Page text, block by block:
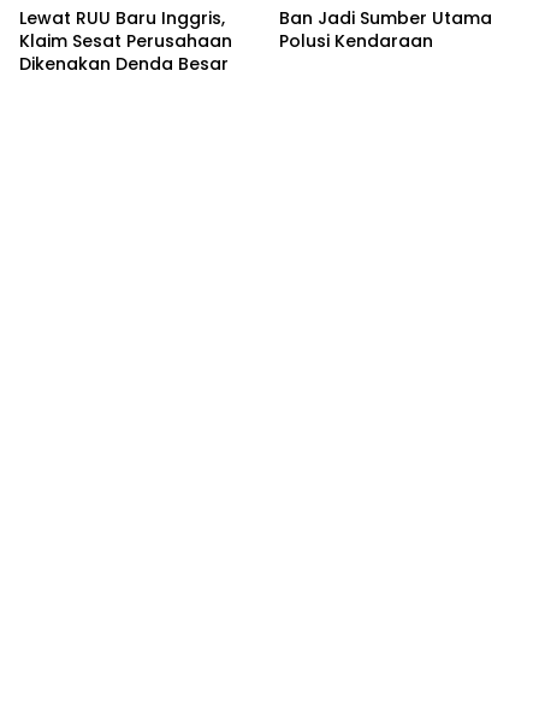
Lewat RUU Baru Inggris,
Klaim Sesat Perusahaan
Dikenakan Denda Besar
Ban Jadi Sumber Utama
Polusi Kendaraan